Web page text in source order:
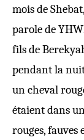
mois de
parole de
fils de
pendant la
un cheval
étaient dans
rouges, fauves